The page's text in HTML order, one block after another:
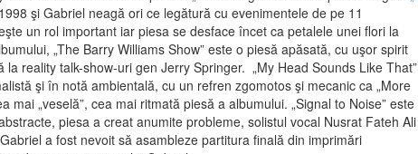
şi Gabriel neagă ori ce legătură cu evenimentele de pe 11
un rol important iar piesa se desface încet ca petalele unei flori la
„The Barry Williams Show” este o piesă apăsată, cu uşor spirit
reality talk-show-uri gen Jerry Springer. „My Head Sounds Like That”
şi în notă ambientală, cu un refren zgomotos şi mecanic ca „More
mai „veselă”, cea mai ritmată piesă a albumului. „Signal to Noise” este
piesa a creat anumite probleme, solistul vocal Nusrat Fateh Ali
a fost nevoit să asambleze partitura finală din imprimări